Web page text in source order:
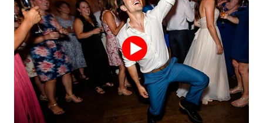
MANDALIKA
WN
LIKUPANG
WN
LABUANBAJO